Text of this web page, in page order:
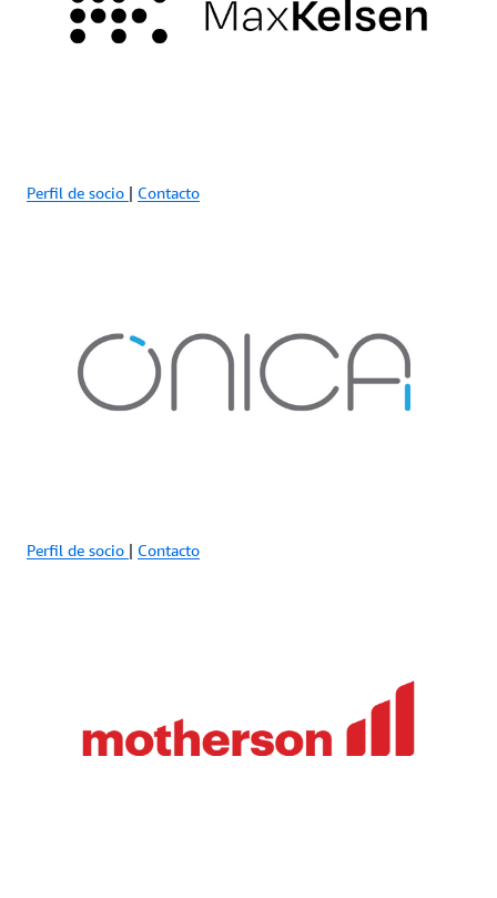
Perfil de socio | Contacto
Perfil de socio | Contacto